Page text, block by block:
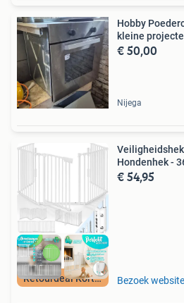
Hobby
kleine
€ 50,00
Nijega
Retourdeal Korting
Hondenhek -
€ 54,95
Bezoek website